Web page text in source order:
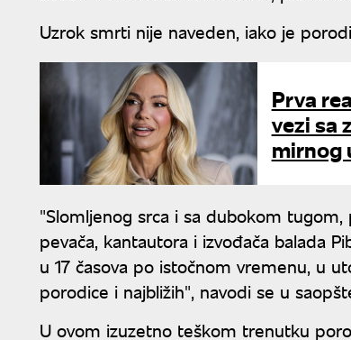
Uzrok smrti nije naveden, iako je
Prva
vezi sa
mirnog
"Slomljenog srca i sa dubokom
pevača, kantautora i izvođača balada
u 17 časova po istočnom vremenu, u
porodice i najbližih", navodi se u
U ovom izuzetno teškom trenutku